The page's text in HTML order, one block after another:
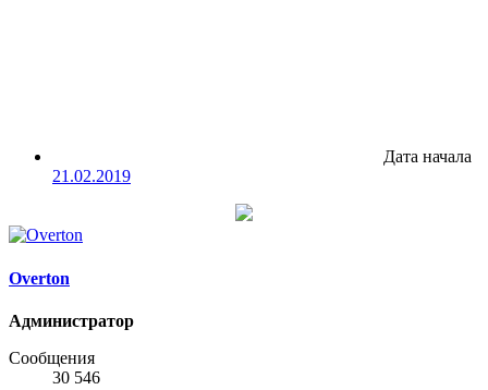
Дата начала
21.02.2019
Overton
Администратор
Сообщения
30 546